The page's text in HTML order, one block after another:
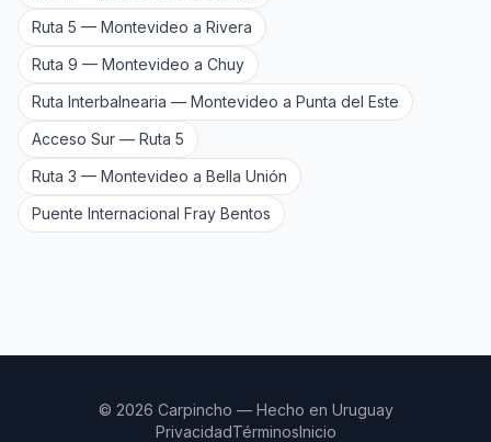
Ruta 5 — Montevideo a Rivera
Ruta 9 — Montevideo a Chuy
Ruta Interbalnearia — Montevideo a Punta del Este
Acceso Sur — Ruta 5
Ruta 3 — Montevideo a Bella Unión
Puente Internacional Fray Bentos
© 2026 Carpincho — Hecho en Uruguay
PrivacidadTérminosInicio